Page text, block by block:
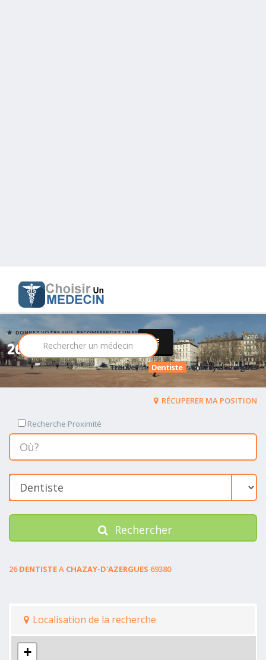
26 Dentiste
DONNEZ VOTRE AVIS, RECOMMANDEZ UN MEDECIN PARMI
Trouverun Dentiste aChazay-d'azergues
RÉCUPERER MA POSITION
Recherche Proximité
Rechercher
26DENTISTEA CHAZAY-D'AZERGUES 69380
Localisation de la recherche
+